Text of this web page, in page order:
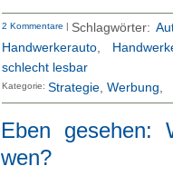
2 Kommentare | Schlagwörter:
Handwerkerauto,
schlecht lesbar
Kategorie: Strategie Werbung
Eben gesehen:
wen?